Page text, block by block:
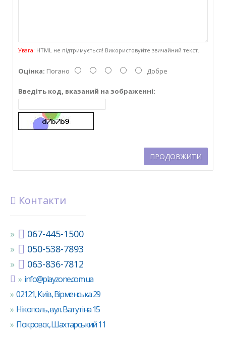
Увага: HTML не підтримується! Використовуйте звичайний текст.
Оцінка: Погано Добре
Введіть код, вказаний на зображенні:
ПРОДОВЖИТИ
Контакти
067-445-1500
050-538-7893
063-836-7812
info@playzone.com.ua
02121, Київ, Вірменська 29
Нікополь, вул. Ватутіна 15
Покровск, Шахтарський 11